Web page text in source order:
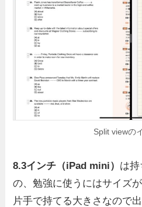
Split viewの
8.3インチ（iPad mini） は
の、勉強に使うにはサイズが
片手で持てる大きさなので